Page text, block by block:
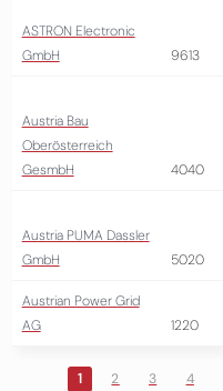
ASTRON Electronic
GmbH
9613
Austria Bau
Oberösterreich
GesmbH
4040
Austria PUMA Dassler
GmbH
5020
Austrian Power Grid
AG
1220
1 2 3 4